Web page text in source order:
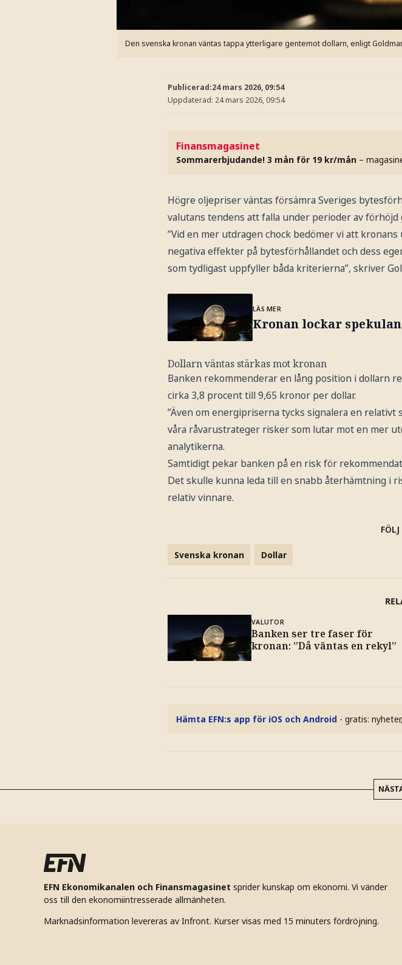
Den svenska kronan väntas tappa ytterligare gentemot dollarn, enligt
Publicerad:24 mars 2026, 09:54
Uppdaterad: 24 mars 2026, 09:54
Finansmagasinet
Sommarerbjudande! 3 mån för 19 kr/mån –
Högre oljepriser väntas försämra Sveriges
valutans tendens att falla under perioder av
”Vid en mer utdragen chock bedömer vi att
negativa effekter på bytesförhållandet och dess
som tydligast uppfyller båda kriterierna”, skriver
LÄS MER
Kronan lockar
Dollarn väntas stärkas mot kronan
Banken rekommenderar en lång position i dollarn
cirka 3,8 procent till 9,65 kronor per dollar.
”Även om energipriserna tycks signalera en
våra råvarustrateger risker som lutar mot en mer
analytikerna.
Samtidigt pekar banken på en risk för
Det skulle kunna leda till en snabb återhämtning i
relativ vinnare.
Svenska kronan Dollar
VALUTOR
Banken ser tre faser för
kronan: ”Då väntas en rekyl”
Hämta EFN:s app för iOS och Android - gratis:
EFN Ekonomikanalen och Finansmagasinet sprider kunskap om ekonomi. Vi vänder
oss till den ekonomiintresserade allmänheten.
Marknadsinformation levereras av Infront. Kurser visas med 15 minuters fördröjning.